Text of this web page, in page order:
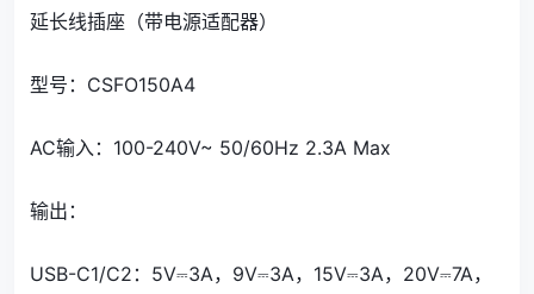
延长线插座（带电源适配器）
型号：CSFO150A4
AC输入：100-240V~ 50/60Hz 2.3A Max
输出：
USB-C1/C2：5V⎓3A，9V⎓3A，15V⎓3A，20V⎓7A，